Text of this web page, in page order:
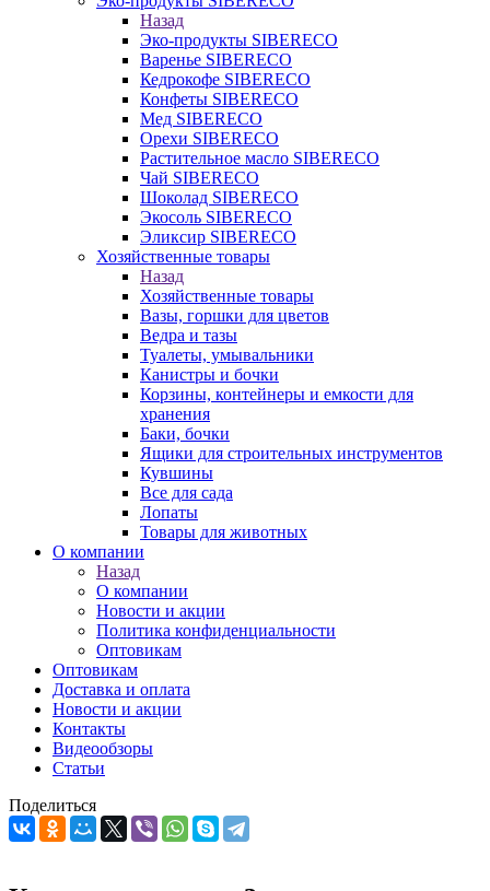
Назад
Эко-продукты SIBERECO
Варенье SIBERECO
Кедрокофе SIBERECO
Конфеты SIBERECO
Мед SIBERECO
Орехи SIBERECO
Растительное масло SIBERECO
Чай SIBERECO
Шоколад SIBERECO
Экосоль SIBERECO
Эликсир SIBERECO
Хозяйственные товары
Назад
Хозяйственные товары
Вазы, горшки для цветов
Ведра и тазы
Туалеты, умывальники
Канистры и бочки
Корзины, контейнеры и емкости для
хранения
Баки, бочки
Ящики для строительных инструментов
Кувшины
Все для сада
Лопаты
Товары для животных
О компании
Назад
О компании
Новости и акции
Политика конфиденциальности
Оптовикам
Оптовикам
Доставка и оплата
Новости и акции
Контакты
Видеообзоры
Статьи
Поделиться